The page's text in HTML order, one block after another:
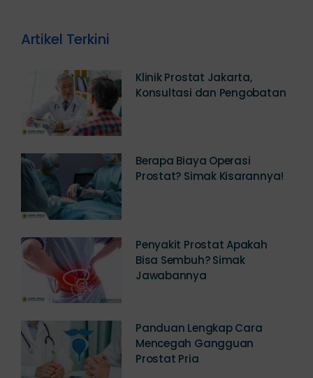
Artikel Terkini
Klinik Prostat Jakarta,
Konsultasi dan Pengobatan
Berapa Biaya Operasi
Prostat? Simak Kisarannya!
Penyakit Prostat Apakah
Bisa Sembuh? Simak
Jawabannya
Panduan Lengkap Cara
Mencegah Gangguan
Prostat Pria